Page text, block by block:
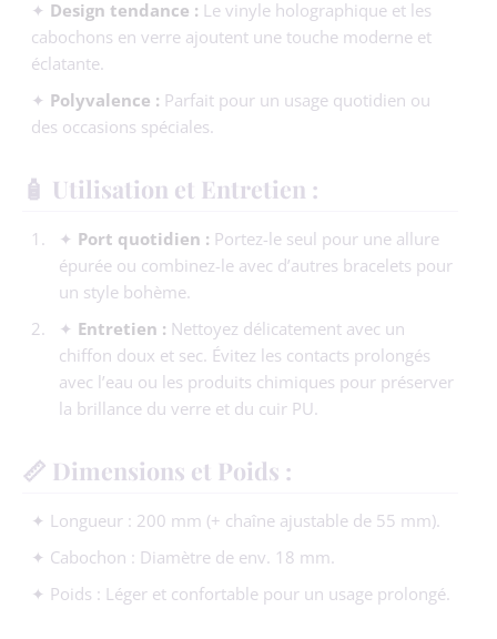
✦ Design tendance : Le vinyle holographique et les
cabochons en verre ajoutent une touche moderne et
éclatante.
✦ Polyvalence : Parfait pour un usage quotidien ou
des occasions spéciales.
🧴 Utilisation et Entretien :
✦ Port quotidien : Portez-le seul pour une allure
épurée ou combinez-le avec d’autres bracelets pour
un style bohème.
✦ Entretien : Nettoyez délicatement avec un
chiffon doux et sec. Évitez les contacts prolongés
avec l’eau ou les produits chimiques pour préserver
la brillance du verre et du cuir PU.
📏 Dimensions et Poids :
✦ Longueur : 200 mm (+ chaîne ajustable de 55 mm).
✦ Cabochon : Diamètre de env. 18 mm.
✦ Poids : Léger et confortable pour un usage prolongé.